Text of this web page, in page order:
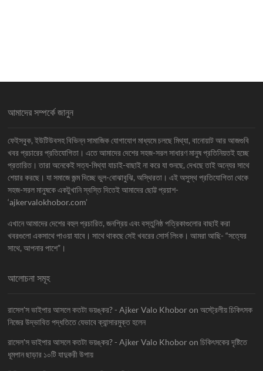
আমাদের সম্পর্কে জানুন
ফেইসবুক, ইউটিউবসহ বিভিন্ন সামাজিক যোগাযোগ মাধ্যমে চলছে মিথ্যা, বানোয়াট আর আজগুবি
খবর প্রচারের প্রতিযোগিতা। এতে আমাদের দেশের সহজ-সরল সাধারণ মানুষ প্রতিনিয়তই হচ্ছে
প্রতারিত। তারা অনেকেই সত্য-মিথ্যা যাচাই-বাছাই না করে যা শুনছে, দেখছে তাই অন্যের সাথে
শেয়ার করছে। যা সমাজে জন্ম দিচ্ছে ভুল-বোঝাবুঝি, অস্থিরতা। এই অসুস্থ প্রতিযোগিতা থেকে
সহজ-সরল মানুষকে একটুখানি স্বস্তি দিতেই আমাদের ছোট্ট প্রয়াশ-
‘ajkervalokhobor.com’
এখানে আমাদের দেশের বহুল প্রচারিত, জনপ্রিয় এবং বস্তুনিষ্ঠ পত্রিকাগুলোর বাছাই করা
খবরগুলো একসাথে পাওয়া যাবে। সাথে থাকছে সেই খবরের সোর্স লিংক। আমরা আছি- “সত্যের
সাথে, আপনার পাশে”।
আলোচনা সমূহ
রাসেল'স ভাইপার আসলে কতটা ভয়ঙ্কর? - Ajker Valo Khobor onঅস্ট্রেলীয় চিকিৎসক
নিজের উদ্ভাবিত পদ্ধতিতে যেভাবে ক্যান্সারমুক্ত হলেন
রাসেল'স ভাইপার আসলে কতটা ভয়ঙ্কর? - Ajker Valo Khobor onচিকিৎসকের দৃষ্টিতে
ধূমপান ছাড়ার ১০টি যাদুকরী উপায়